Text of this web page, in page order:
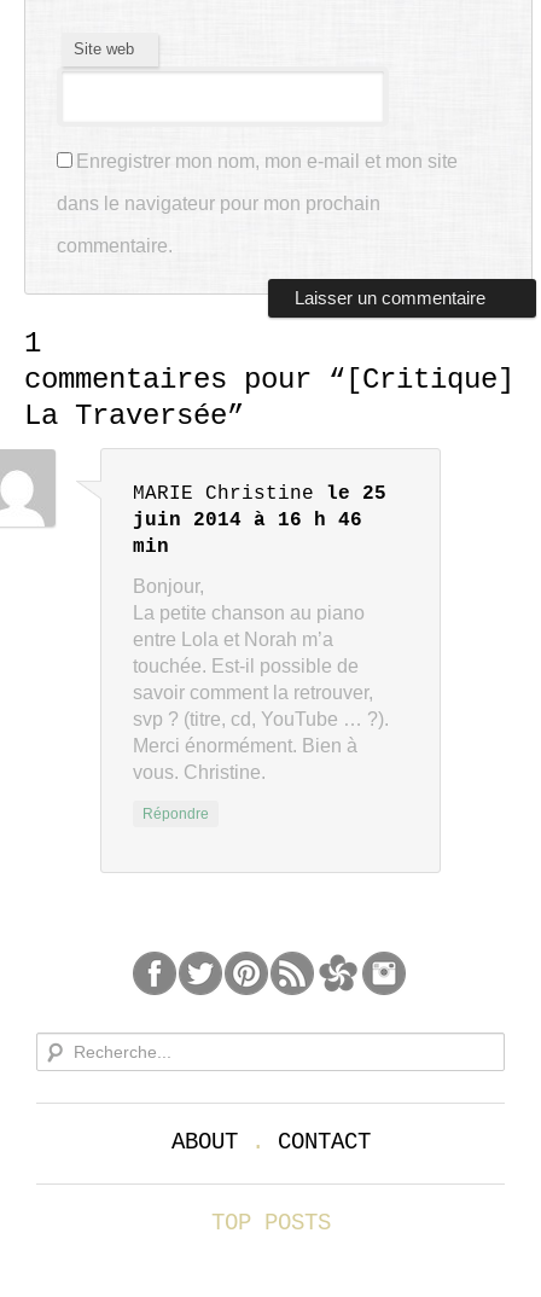
Site web
Enregistrer mon nom, mon e-mail et mon site
dans le navigateur pour mon prochain
commentaire.
1
commentaires pour “ [Critique]
La Traversée”
MARIE Christine le 25
juin 2014 à 16 h 46
min
Bonjour,
La petite chanson au piano
entre Lola et Norah m’a
touchée. Est-il possible de
savoir comment la retrouver,
svp ? (titre, cd, YouTube … ?).
Merci énormément. Bien à
vous. Christine.
Répondre
ABOUT. CONTACT
TOP POSTS